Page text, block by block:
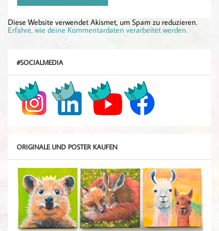
Diese Website verwendet Akismet, um Spam zu reduzieren.
Erfahre, wie deine Kommentardaten verarbeitet werden.
#SOCIALMEDIA
ORIGINALE UND POSTER KAUFEN